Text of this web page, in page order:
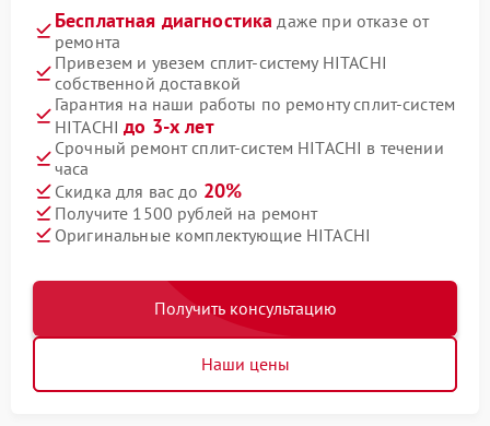
Бесплатная диагностика даже при отказе от
ремонта
Привезем и увезем сплит-систему HITACHI
собственной доставкой
Гарантия на наши работы по ремонту сплит-систем
HITACHIдо 3-х лет
Срочный ремонт сплит-систем HITACHI в течении
часа
Скидка для вас до 20%
Получите 1500 рублей на ремонт
Оригинальные комплектующие HITACHI
Получить консультацию
Наши цены